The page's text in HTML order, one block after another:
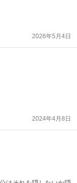
ないでほしいな～と思
邪気でかわいいで
いなんちゅーもんじゃ
つ買ったのに結局9回
最初からかわいかった
膏肓です。あ～早く新
乳を強調するのはちょ
待ち遠しいです。
2026年5月4日
2024年4月8日